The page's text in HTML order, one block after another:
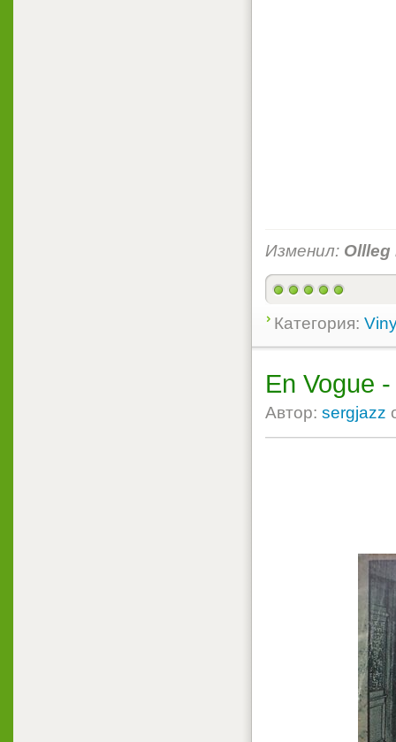
Изменил: Ollleg
Категория:
En Vogue
Автор: sergjazz